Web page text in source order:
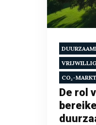
CO₂-
De rol